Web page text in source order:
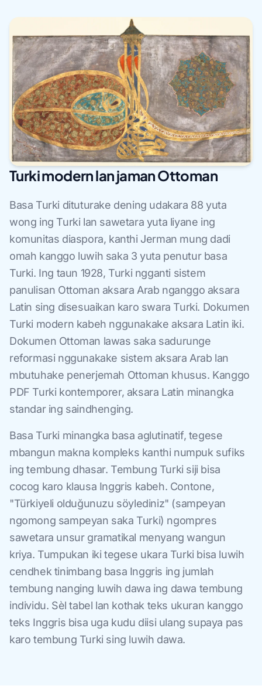
Turki modern lan jaman Ottoman
Basa Turki dituturake dening udakara 88 yuta
wong ing Turki lan sawetara yuta liyane ing
komunitas diaspora, kanthi Jerman mung dadi
omah kanggo luwih saka 3 yuta penutur basa
Turki. Ing taun 1928, Turki ngganti sistem
panulisan Ottoman aksara Arab nganggo aksara
Latin sing disesuaikan karo swara Turki. Dokumen
Turki modern kabeh nggunakake aksara Latin iki.
Dokumen Ottoman lawas saka sadurunge
reformasi nggunakake sistem aksara Arab lan
mbutuhake penerjemah Ottoman khusus. Kanggo
PDF Turki kontemporer, aksara Latin minangka
standar ing saindhenging.
Basa Turki minangka basa aglutinatif, tegese
mbangun makna kompleks kanthi numpuk sufiks
ing tembung dhasar. Tembung Turki siji bisa
cocog karo klausa Inggris kabeh. Contone,
"Türkiyeli olduğunuzu söylediniz" (sampeyan
ngomong sampeyan saka Turki) ngompres
sawetara unsur gramatikal menyang wangun
kriya. Tumpukan iki tegese ukara Turki bisa luwih
cendhek tinimbang basa Inggris ing jumlah
tembung nanging luwih dawa ing dawa tembung
individu. Sèl tabel lan kothak teks ukuran kanggo
teks Inggris bisa uga kudu diisi ulang supaya pas
karo tembung Turki sing luwih dawa.